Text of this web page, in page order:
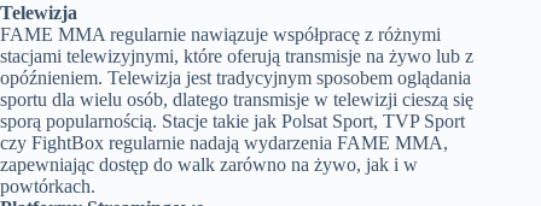
Telewizja
FAME MMA regularnie nawiązuje współpracę z różnymi
stacjami telewizyjnymi, które oferują transmisje na żywo lub z
opóźnieniem. Telewizja jest tradycyjnym sposobem oglądania
sportu dla wielu osób, dlatego transmisje w telewizji cieszą się
sporą popularnością. Stacje takie jak Polsat Sport, TVP Sport
czy FightBox regularnie nadają wydarzenia FAME MMA,
zapewniając dostęp do walk zarówno na żywo, jak i w
powtórkach.